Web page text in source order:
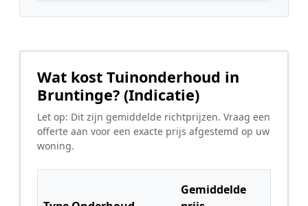
Wat kost Tuinonderhoud in
Bruntinge? (Indicatie)
Let op: Dit zijn gemiddelde richtprijzen. Vraag een
offerte aan voor een exacte prijs afgestemd op uw
woning.
Gemiddelde